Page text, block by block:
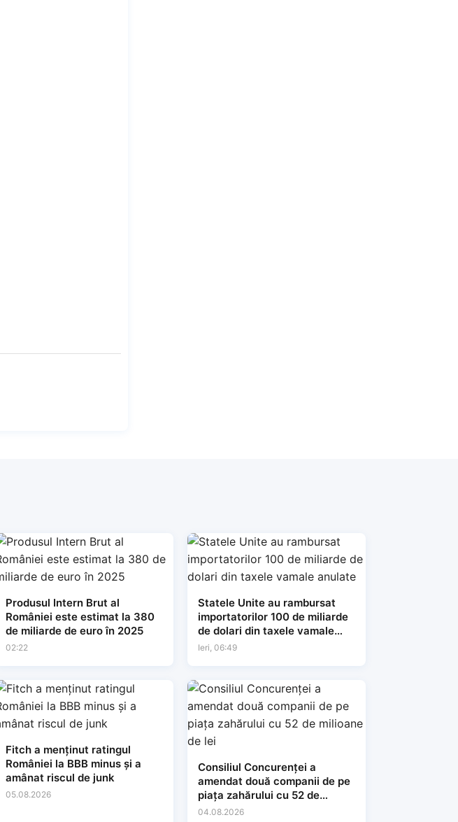
Produsul Intern Brut al
României este estimat la 380
de miliarde de euro în 2025
02:22
Statele Unite au rambursat
importatorilor 100 de miliarde
de dolari din taxele vamale
anulate
Ieri, 06:49
Fitch a menținut ratingul
României la BBB minus și a
amânat riscul de junk
05.08.2026
Consiliul Concurenței a
amendat două companii de pe
piața zahărului cu 52 de
milioane de lei
04.08.2026